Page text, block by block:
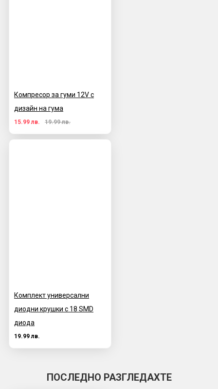
Компресор за гуми 12V с
дизайн на гума
15.99 лв. 19.99 лв.
Комплект универсални
диодни крушки с 18 SMD
диода
19.99 лв.
ПОСЛЕДНО РАЗГЛЕДАХТЕ